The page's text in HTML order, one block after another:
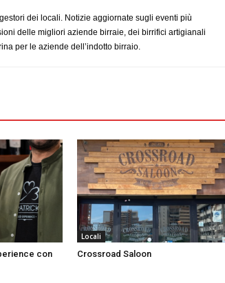
dei locali. Notizie aggiornate sugli eventi più
delle migliori aziende birraie, dei birrifici artigianali
per le aziende dell’indotto birraio.
con
Locali
Crossroad Saloon